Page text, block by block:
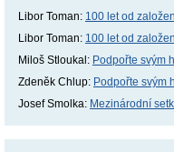
Libor Toman: 100 let od
Libor Toman: 100 let od
Miloš Stloukal: Podpořte svým
Zdeněk Chlup: Podpořte svým
Josef Smolka: Mezinárodní